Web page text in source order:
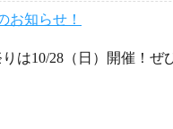
お知らせ！
は10/28（日）開催！ぜ